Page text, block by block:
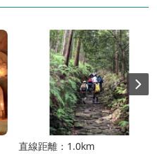
直線距離：1.0km